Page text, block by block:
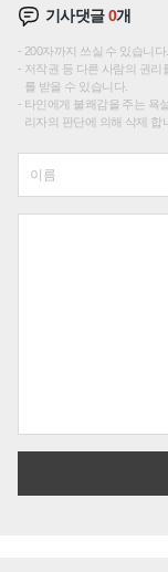
기사댓글0개
200자까지 쓰실 수 있습니
저작권 등 다른 사람의 권리
를 받을 수 있습니다.
타인에게 불쾌감을 주는 욕
리자의 판단에 의해 삭제 합